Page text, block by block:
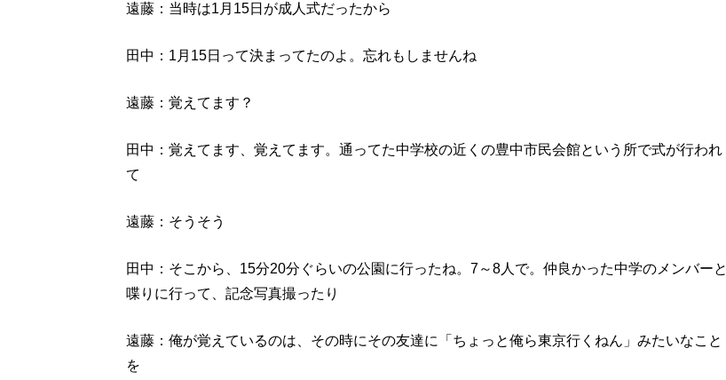
遠藤：当時は1月15日が成人式だったから
田中：1月15日って決まってたのよ。忘れもしませんね
遠藤：覚えてます？
田中：覚えてます、覚えてます。通ってた中学校の近くの豊中市民会館という所で式が行われ
て
遠藤：そうそう
田中：そこから、15分20分ぐらいの公園に行ったね。7～8人で。仲良かった中学のメンバーと
喋りに行って、記念写真撮ったり
遠藤：俺が覚えているのは、その時にその友達に「ちょっと俺ら東京行くねん」みたいなこと
を